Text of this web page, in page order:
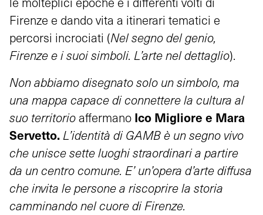
Firenze e dando vita a itinerari tematici e
percorsi incrociati (Nel segno del genio,
Firenze e i suoi simboli. L’arte nel dettaglio).
Non abbiamo disegnato solo un simbolo, ma
una mappa capace di connettere la cultura al
suo territorioaffermano Ico Migliore e Mara
Servetto.L’identità di GAMB è un segno vivo
che unisce sette luoghi straordinari a partire
da un centro comune. E’ un’opera d’arte diffusa
che invita le persone a riscoprire la storia
camminando nel cuore di Firenze.